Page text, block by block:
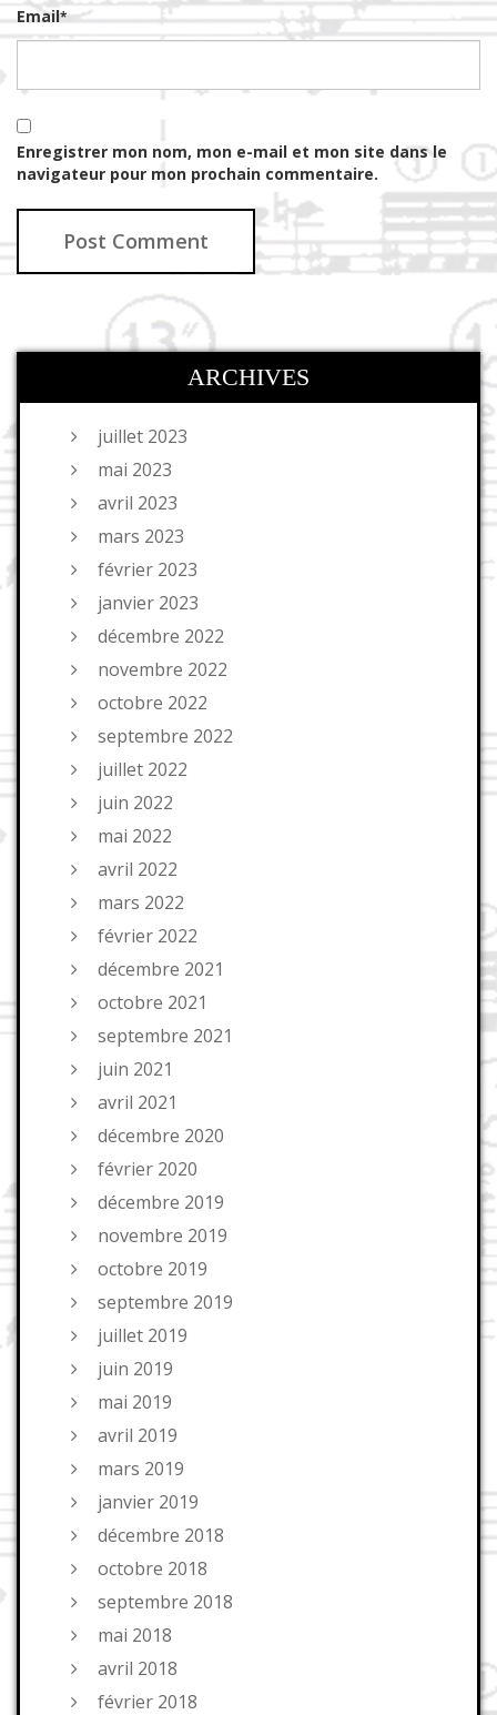
Email*
Enregistrer mon nom, mon e-mail et mon site dans le
navigateur pour mon prochain commentaire.
ARCHIVES
juillet 2023
mai 2023
avril 2023
mars 2023
février 2023
janvier 2023
décembre 2022
novembre 2022
octobre 2022
septembre 2022
juillet 2022
juin 2022
mai 2022
avril 2022
mars 2022
février 2022
décembre 2021
octobre 2021
septembre 2021
juin 2021
avril 2021
décembre 2020
février 2020
décembre 2019
novembre 2019
octobre 2019
septembre 2019
juillet 2019
juin 2019
mai 2019
avril 2019
mars 2019
janvier 2019
décembre 2018
octobre 2018
septembre 2018
mai 2018
avril 2018
février 2018